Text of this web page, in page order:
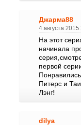
Джарма88
4 августа
На этот
начинала
первой
Питерс и
Лэнг!
dilya